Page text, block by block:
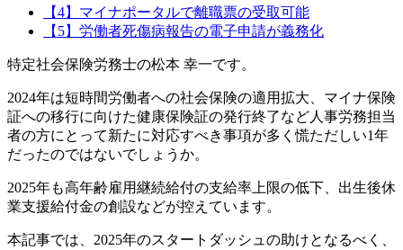
【4】マイナポータルで離職票の受取可能
【5】労働者死傷病報告の電子申請が義務化
特定社会保険労務士の松本 幸一です。
2024年は短時間労働者への社会保険の適用拡大、マイナ保険
証への移行に向けた健康保険証の発行終了など人事労務担当
者の方にとって新たに対応すべき事項が多く慌ただしい1年
だったのではないでしょうか。
2025年も高年齢雇用継続給付の支給率上限の低下、出生後休
業支援給付金の創設などが控えています。
本記事では、2025年のスタートダッシュの助けとなるべく、